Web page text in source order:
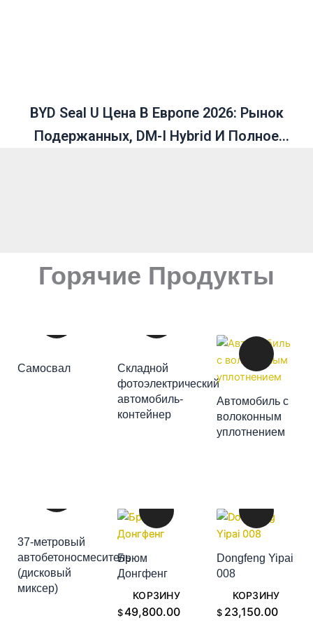
BYD Seal U Цена В Европе 2026: Рынок
Подержанных, DM-I Hybrid И Полное
Горячие Продукты
Самосвал
КОРЗИНУ
Складной
фотоэлектрический
автомобиль-
контейнер
ДОБАВИТЬ В
КОРЗИНУ
Автомобиль с
волоконным
уплотнением
ДОБАВИТЬ В
КОРЗИНУ
37-метровый
автобетоносмеситель
(дисковый
миксер)
ДОБАВИТЬ В
КОРЗИНУ
Брюм
Донгфенг
$49,800.00
ДОБАВИТЬ В
КОРЗИНУ
Dongfeng Yipai
008
$ 23,150.00
ДОБАВИТЬ В
КОРЗИНУ